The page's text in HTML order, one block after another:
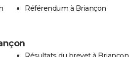
Référendum à Briançon